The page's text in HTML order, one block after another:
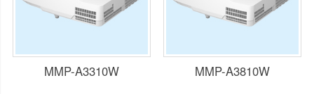
MMP-A3310W MMP-A3810W